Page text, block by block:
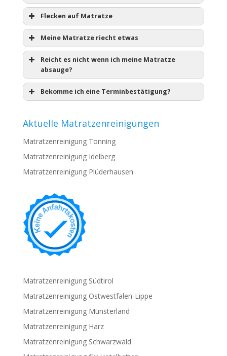
Flecken auf Matratze
Meine Matratze riecht etwas
Reicht es nicht wenn ich meine Matratze
absauge?
Bekomme ich eine Terminbestätigung?
Aktuelle Matratzenreinigungen
Matratzenreinigung Tönning
Matratzenreinigung Idelberg
Matratzenreinigung Plüderhausen
Matratzenreinigung Südtirol
Matratzenreinigung Ostwestfalen-Lippe
Matratzenreinigung Münsterland
Matratzenreinigung Harz
Matratzenreinigung Schwarzwald